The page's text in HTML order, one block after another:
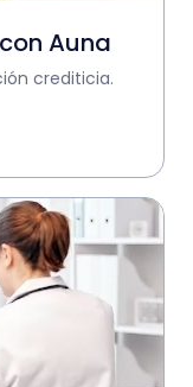
Auna
crediticia.